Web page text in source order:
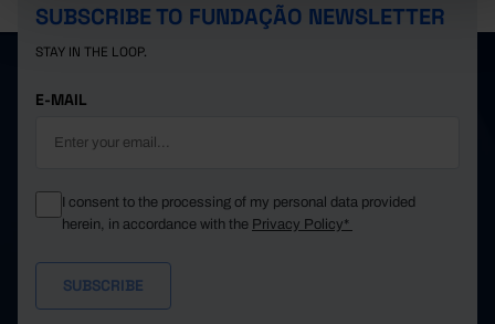
SUBSCRIBE TO FUNDAÇÃO NEWSLETTER
STAY IN THE LOOP.
E-MAIL
I consent to the processing of my personal data provided
herein, in accordance with the Privacy Policy*